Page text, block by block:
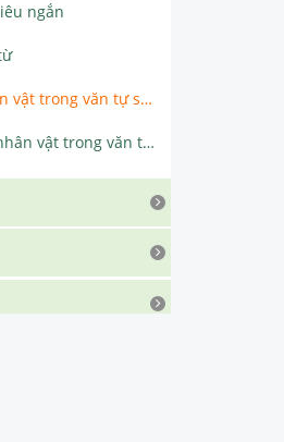
ngắn
văn tự sự siêu ngắn
vật trong văn tự sự